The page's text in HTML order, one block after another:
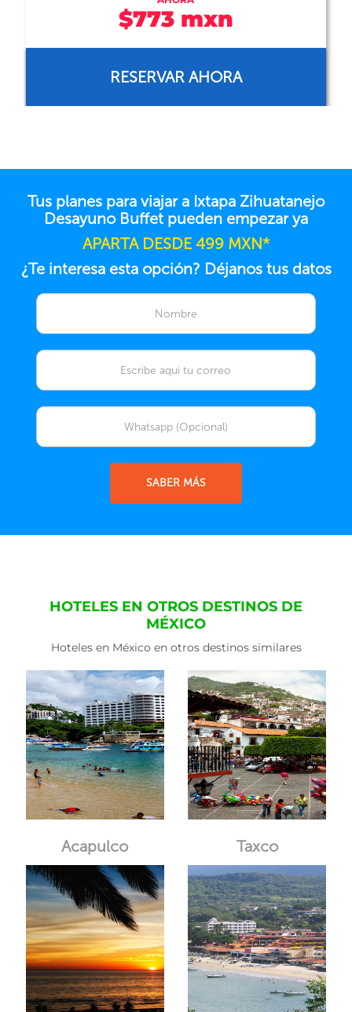
$773 mxn
RESERVAR AHORA
Tus planes para viajar a Ixtapa Zihuatanejo
Desayuno Buffet pueden empezar ya
APARTA DESDE 499 MXN*
¿Te interesa esta opción? Déjanos tus datos
SABER MÁS
HOTELES EN OTROS DESTINOS DE
MÉXICO
Hoteles en México en otros destinos similares
Acapulco Taxco